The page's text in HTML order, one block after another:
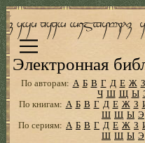
Электронная
По авторам: А Б В Г Д Е Ж З
Ч Ш Щ Ы
По книгам: А Б В Г Д Е Ж З
Ш Щ Ы Э
По сериям: А Б В Г Д Е Ж З
Ш Щ Ы Э